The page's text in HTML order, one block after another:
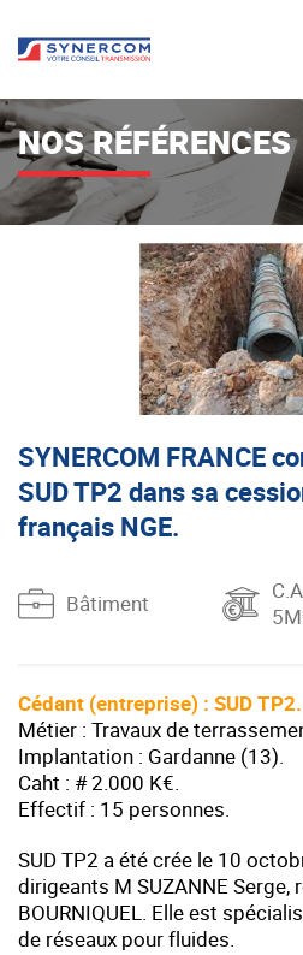
NOS RÉFÉRENCES
SYNERCOM FRANCE
SUD TP2 dans sa
français NGE.
Bâtiment
Cédant (entreprise) : SUD TP2.
Métier : Travaux de
Implantation : Gardanne (13).
Caht : # 2.000 K€.
Effectif : 15 personnes.
SUD TP2 a été crée le 10
dirigeants M SUZANNE
BOURNIQUEL. Elle est
de réseaux pour fluides.